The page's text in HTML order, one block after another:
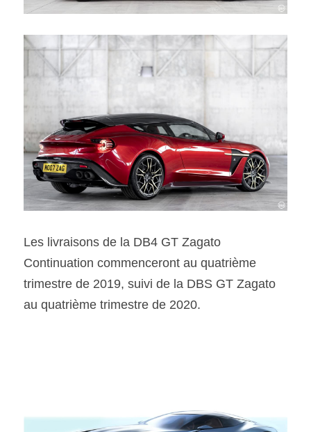
Les livraisons de la DB4 GT Zagato
Continuation commenceront au quatrième
trimestre de 2019, suivi de la DBS GT Zagato
au quatrième trimestre de 2020.